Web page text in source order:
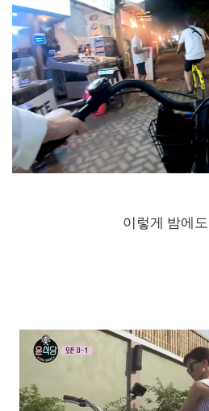
이렇게 밤에